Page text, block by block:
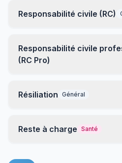
Responsabilité civile (RC)
Responsabilité civile
(RC Pro)
Résiliation Général
Reste à charge Santé